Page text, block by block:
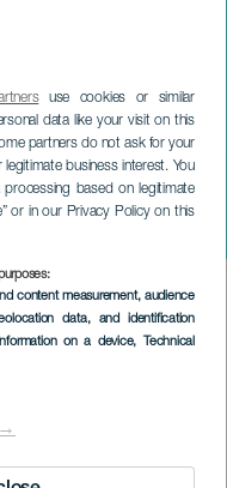
use cookies or similar
data like your visit on this
partners do not ask for your
business interest. You
based on legitimate
or in our Privacy Policy on this
content measurement, audience
data, and identification
on a device, Technical